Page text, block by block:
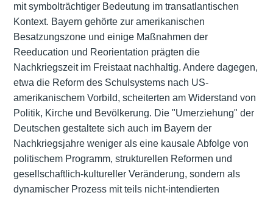
mit symbolträchtiger Bedeutung im transatlantischen
Kontext. Bayern gehörte zur amerikanischen
Besatzungszone und einige Maßnahmen der
Reeducation und Reorientation prägten die
Nachkriegszeit im Freistaat nachhaltig. Andere dagegen,
etwa die Reform des Schulsystems nach US-
amerikanischem Vorbild, scheiterten am Widerstand von
Politik, Kirche und Bevölkerung. Die "Umerziehung" der
Deutschen gestaltete sich auch im Bayern der
Nachkriegsjahre weniger als eine kausale Abfolge von
politischem Programm, strukturellen Reformen und
gesellschaftlich-kultureller Veränderung, sondern als
dynamischer Prozess mit teils nicht-intendierten